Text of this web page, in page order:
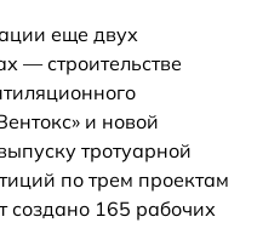
еще двух
— строительстве
и новой
тротуарной
по трем проектам
создано 165 рабочих